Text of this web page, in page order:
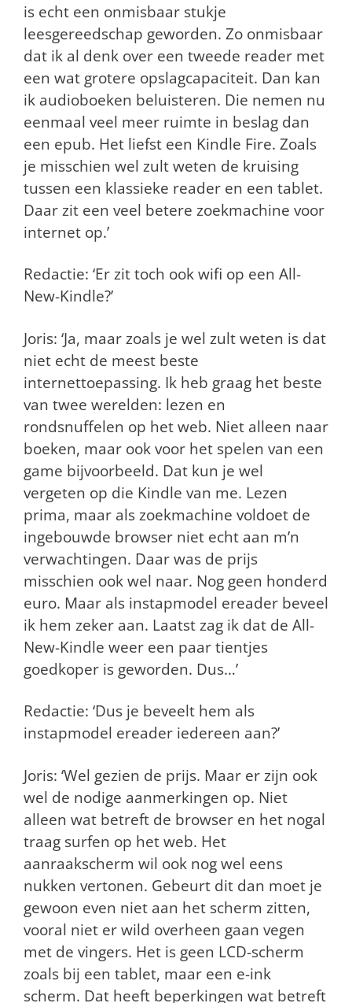
is echt een onmisbaar stukje
leesgereedschap geworden. Zo onmisbaar
dat ik al denk over een tweede reader met
een wat grotere opslagcapaciteit. Dan kan
ik audioboeken beluisteren. Die nemen nu
eenmaal veel meer ruimte in beslag dan
een epub. Het liefst een Kindle Fire. Zoals
je misschien wel zult weten de kruising
tussen een klassieke reader en een tablet.
Daar zit een veel betere zoekmachine voor
internet op.’
Redactie: ‘Er zit toch ook wifi op een All-
New-Kindle?’
Joris: ‘Ja, maar zoals je wel zult weten is dat
niet echt de meest beste
internettoepassing. Ik heb graag het beste
van twee werelden: lezen en
rondsnuffelen op het web. Niet alleen naar
boeken, maar ook voor het spelen van een
game bijvoorbeeld. Dat kun je wel
vergeten op die Kindle van me. Lezen
prima, maar als zoekmachine voldoet de
ingebouwde browser niet echt aan m’n
verwachtingen. Daar was de prijs
misschien ook wel naar. Nog geen honderd
euro. Maar als instapmodel ereader beveel
ik hem zeker aan. Laatst zag ik dat de All-
New-Kindle weer een paar tientjes
goedkoper is geworden. Dus…’
Redactie: ‘Dus je beveelt hem als
instapmodel ereader iedereen aan?’
Joris: ‘Wel gezien de prijs. Maar er zijn ook
wel de nodige aanmerkingen op. Niet
alleen wat betreft de browser en het nogal
traag surfen op het web. Het
aanraakscherm wil ook nog wel eens
nukken vertonen. Gebeurt dit dan moet je
gewoon even niet aan het scherm zitten,
vooral niet er wild overheen gaan vegen
met de vingers. Het is geen LCD-scherm
zoals bij een tablet, maar een e-ink
scherm. Dat heeft beperkingen wat betreft